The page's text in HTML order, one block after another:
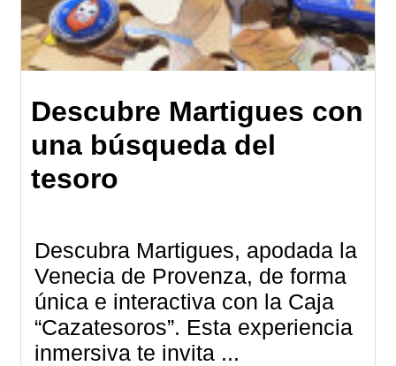
Descubre Martigues con
una búsqueda del
tesoro
Descubra Martigues, apodada la
Venecia de Provenza, de forma
única e interactiva con la Caja
“Cazatesoros”. Esta experiencia
inmersiva te invita ...